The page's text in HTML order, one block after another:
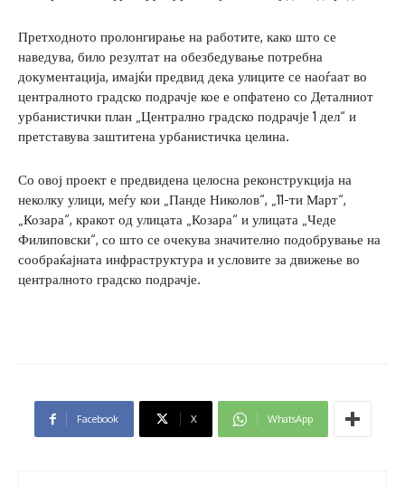
Претходното пролонгирање на работите, како што се
наведува, било резултат на обезбедување потребна
документација, имајќи предвид дека улиците се наоѓаат во
централното градско подрачје кое е опфатено со Деталниот
урбанистички план „Централно градско подрачје 1 дел“ и
претставува заштитена урбанистичка целина.
Со овој проект е предвидена целосна реконструкција на
неколку улици, меѓу кои „Панде Николов“, „11-ти Март“,
„Козара“, кракот од улицата „Козара“ и улицата „Чеде
Филиповски“, со што се очекува значително подобрување на
сообраќајната инфраструктура и условите за движење во
централното градско подрачје.
Facebook X WhatsApp